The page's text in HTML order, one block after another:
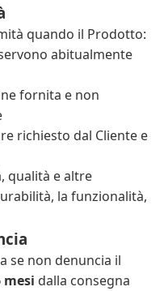
quando il Prodotto:
abitualmente
fornita e non
richiesto dal Cliente e
qualità e altre
la funzionalità,
se non denuncia il
mesi dalla consegna